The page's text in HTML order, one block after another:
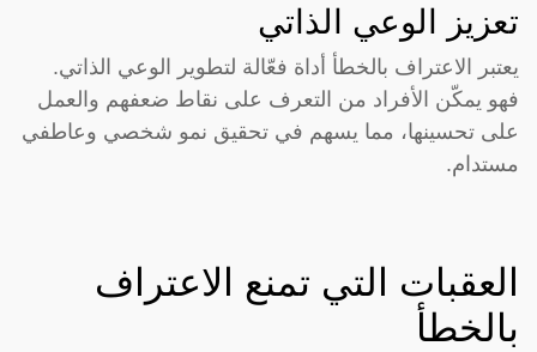
تعزيز الوعي الذاتي
يعتبر الاعتراف بالخطأ أداة فعّالة لتطوير الوعي الذاتي.
فهو يمكّن الأفراد من التعرف على نقاط ضعفهم والعمل
على تحسينها، مما يسهم في تحقيق نمو شخصي وعاطفي
مستدام.
العقبات التي تمنع الاعتراف
بالخطأ